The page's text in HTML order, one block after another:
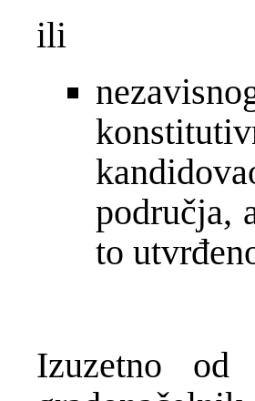
ili
područja,
to
Izuzetno od